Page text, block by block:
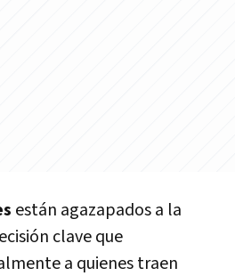
están agazapados a la
clave que
a quienes traen